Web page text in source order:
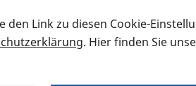
Bielefeld Richtung Boulevard
bei Melanie Gehrmann
Link zu diesen Cookie-
. Hier finden Sie